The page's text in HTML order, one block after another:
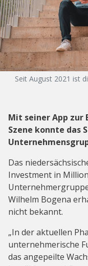
Seit August 2021 ist
Mit seiner App zur
Szene konnte das
Das
Investment in
Wilhelm Bogena
nicht bekannt.
„In der aktuellen
unternehmerische
das angepeilte